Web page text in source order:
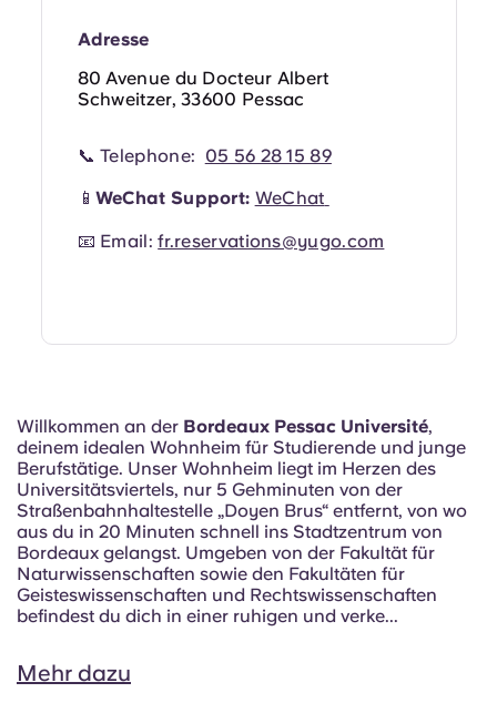
Willkommen an der Bordeaux Pessac Université,
deinem idealen Wohnheim für Studierende und junge
Berufstätige. Unser Wohnheim liegt im Herzen des
Universitätsviertels, nur 5 Gehminuten von der
Straßenbahnhaltestelle „Doyen Brus“ entfernt, von wo
aus du in 20 Minuten schnell ins Stadtzentrum von
Bordeaux gelangst. Umgeben von der Fakultät für
Naturwissenschaften sowie den Fakultäten für
Geisteswissenschaften und Rechtswissenschaften
befindest du dich in einer ruhigen und verke...
Mehr dazu
Adresse
80 Avenue du Docteur Albert
Schweitzer, 33600 Pessac
📞 Telephone: 05 56 28 15 89
📱 WeChat Support: WeChat
📧 Email:fr.reservations@yugo.com